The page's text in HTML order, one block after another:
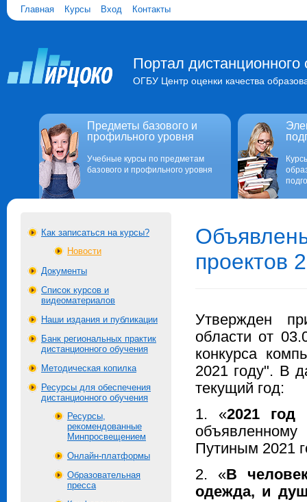
Главная Курсы Вход Контакты
Портал
ОГБУ Центр оценки качества
Предметы базового и
профильного уровня
Учебные курсы по предметам
базового и профильного уровня
Как записаться на курсы?
Новости
Документы
Список курсов и
видеоматериалов
Наши издания и публикации
Банк региональных практик
дистанционного обучения
Методическая копилка
Ресурсы для обеспечения
дистанционного обучения
Ресурсы,
рекомендованные
Минпросвещением
Онлайн-платформы
Образовательная
пресса
проектов
Утвержден
области от
конкурса
2021 году". В
текущий год:
1. «2021 год
Путиным 2021
2. «В
одежда, и